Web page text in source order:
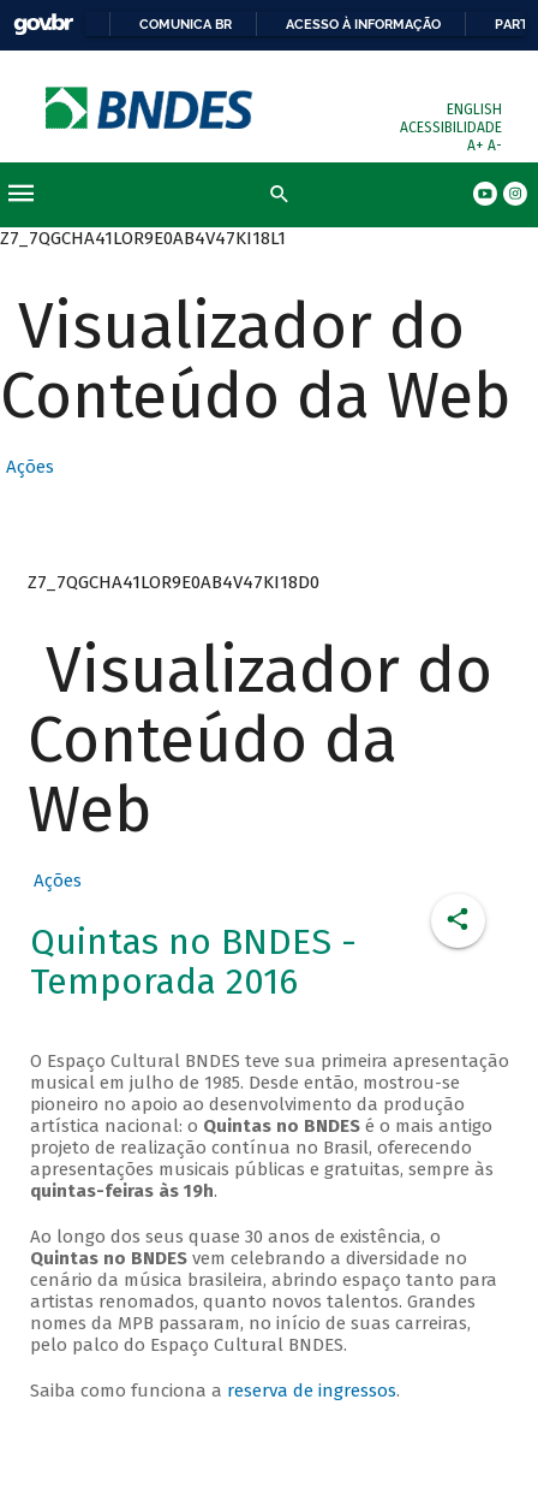
COMUNICA BR ACESSO À INFORMAÇÃO
ENGLISH
ACESSIBILIDADE
A+ A-
Z7_7QGCHA41LOR9E0AB4V47KI18L1
Visualizador do
Conteúdo da Web
Ações
Z7_7QGCHA41LOR9E0AB4V47KI18D0
Visualizador do
Conteúdo da
Web
Ações
Quintas no BNDES -
Temporada 2016
O Espaço Cultural BNDES teve sua primeira apresentação
musical em julho de 1985. Desde então, mostrou-se
pioneiro no apoio ao desenvolvimento da produção
artística nacional: o Quintas no BNDESé o mais antigo
projeto de realização contínua no Brasil, oferecendo
apresentações musicais públicas e gratuitas, sempre às
quintas-feiras às 19h.
Ao longo dos seus quase 30 anos de existência, o
Quintas no BNDESvem celebrando a diversidade no
cenário da música brasileira, abrindo espaço tanto para
artistas renomados, quanto novos talentos. Grandes
nomes da MPB passaram, no início de suas carreiras,
pelo palco do Espaço Cultural BNDES.
Saiba como funciona a reserva de ingressos.